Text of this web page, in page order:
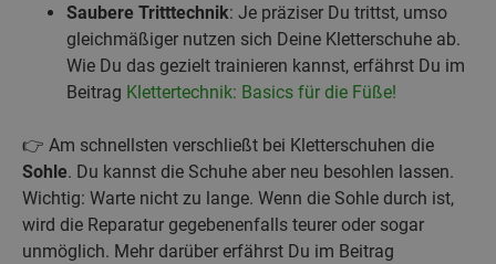
Saubere Tritttechnik: Je präziser Du trittst, umso
gleichmäßiger nutzen sich Deine Kletterschuhe ab.
Wie Du das gezielt trainieren kannst, erfährst Du im
Beitrag Klettertechnik: Basics für die Füße!
👉 Am schnellsten verschließt bei Kletterschuhen die
Sohle. Du kannst die Schuhe aber neu besohlen lassen.
Wichtig: Warte nicht zu lange. Wenn die Sohle durch ist,
wird die Reparatur gegebenenfalls teurer oder sogar
unmöglich. Mehr darüber erfährst Du im Beitrag